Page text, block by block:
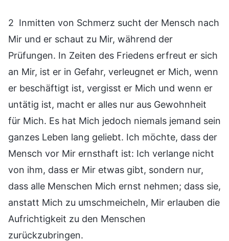
2 Inmitten von Schmerz sucht der Mensch nach
Mir und er schaut zu Mir, während der
Prüfungen. In Zeiten des Friedens erfreut er sich
an Mir, ist er in Gefahr, verleugnet er Mich, wenn
er beschäftigt ist, vergisst er Mich und wenn er
untätig ist, macht er alles nur aus Gewohnheit
für Mich. Es hat Mich jedoch niemals jemand sein
ganzes Leben lang geliebt. Ich möchte, dass der
Mensch vor Mir ernsthaft ist: Ich verlange nicht
von ihm, dass er Mir etwas gibt, sondern nur,
dass alle Menschen Mich ernst nehmen; dass sie,
anstatt Mich zu umschmeicheln, Mir erlauben die
Aufrichtigkeit zu den Menschen
zurückzubringen.